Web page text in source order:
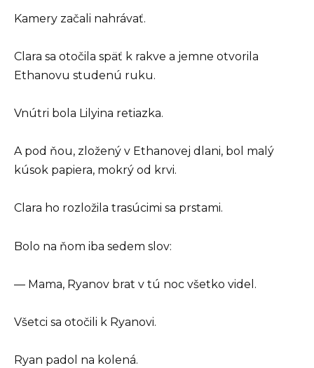
Kamery začali nahrávať.
Clara sa otočila späť k rakve a jemne otvorila
Ethanovu studenú ruku.
Vnútri bola Lilyina retiazka.
A pod ňou, zložený v Ethanovej dlani, bol malý
kúsok papiera, mokrý od krvi.
Clara ho rozložila trasúcimi sa prstami.
Bolo na ňom iba sedem slov:
— Mama, Ryanov brat v tú noc všetko videl.
Všetci sa otočili k Ryanovi.
Ryan padol na kolená.